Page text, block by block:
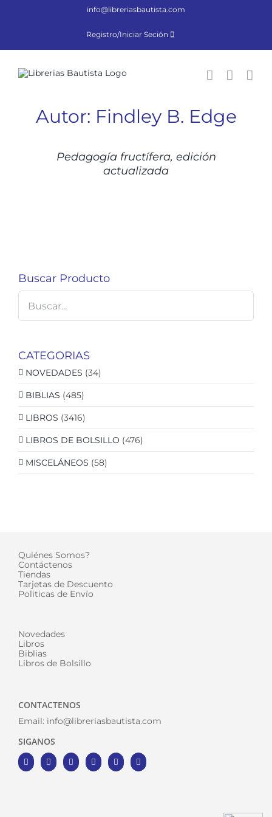
info@libreriasbautista.com
Registro/Iniciar Seción
Autor: Findley B. Edge
Pedagogía fructífera, edición
actualizada
Buscar Producto
CATEGORIAS
NOVEDADES (34)
BIBLIAS (485)
LIBROS (3416)
LIBROS DE BOLSILLO (476)
MISCELÁNEOS (58)
Quiénes Somos?
Contáctenos
Tiendas
Tarjetas de Descuento
Politicas de Envío
Novedades
Libros
Biblias
Libros de Bolsillo
CONTACTENOS
Email: info@libreriasbautista.com
SIGANOS